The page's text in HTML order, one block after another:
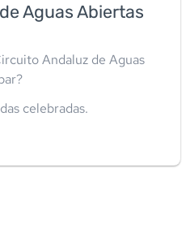
Aguas Abiertas
Andaluz de Aguas
celebradas.